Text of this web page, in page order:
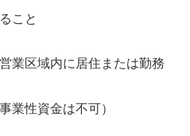
こと
業区域内に居住または勤務
業性資金は不可）